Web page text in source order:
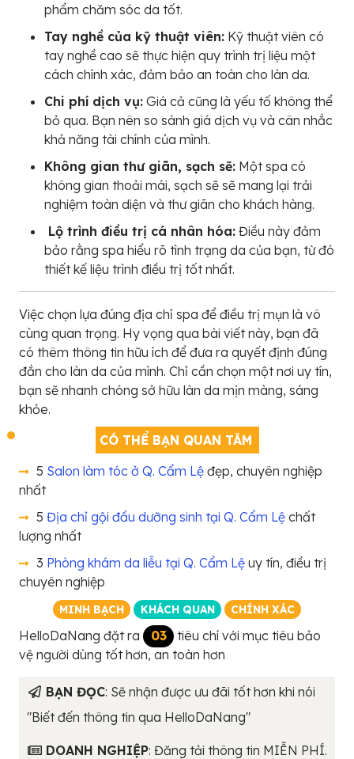
phẩm chăm sóc da tốt.
Tay nghề của kỹ thuật viên: Kỹ thuật viên có
tay nghề cao sẽ thực hiện quy trình trị liệu một
cách chính xác, đảm bảo an toàn cho làn da.
Chi phí dịch vụ: Giá cả cũng là yếu tố không thể
bỏ qua. Bạn nên so sánh giá dịch vụ và cân nhắc
khả năng tài chính của mình.
Không gian thư giãn, sạch sẽ: Một spa có
không gian thoải mái, sạch sẽ sẽ mang lại trải
nghiệm toàn diện và thư giãn cho khách hàng.
Lộ trình điều trị cá nhân hóa: Điều này đảm
bảo rằng spa hiểu rõ tình trạng da của bạn, từ đó
thiết kế liệu trình điều trị tốt nhất.
Việc chọn lựa đúng địa chỉ spa để điều trị mụn là vô
cùng quan trọng. Hy vọng qua bài viết này, bạn đã
có thêm thông tin hữu ích để đưa ra quyết định đúng
đắn cho làn da của mình. Chỉ cần chọn một nơi uy tín,
bạn sẽ nhanh chóng sở hữu làn da mịn màng, sáng
khỏe.
CÓ THỂ BẠN QUAN TÂM
5 Salon làm tóc ở Q. Cẩm Lệ đẹp, chuyên nghiệp
nhất
5 Địa chỉ gội đầu dưỡng sinh tại Q. Cẩm Lệ chất
lượng nhất
3 Phòng khám da liễu tại Q. Cẩm Lệ uy tín, điều trị
chuyên nghiệp
MINH BẠCH KHÁCH QUAN CHÍNH XÁC
HelloDaNang đặt ra 03
tiêu chí với mục tiêu bảo
vệ người dùng tốt hơn, an toàn hơn
BẠN ĐỌC: Sẽ nhận được ưu đãi tốt hơn khi nói
"Biết đến thông tin qua HelloDaNang"
DOANH NGHIỆP: Đăng tải thông tin MIỄN PHÍ.